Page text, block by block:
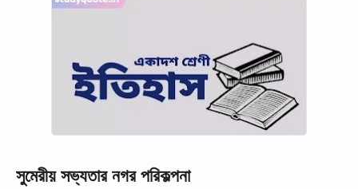
সুমেরীয় সভ্যতার নগর পরিকল্পনা